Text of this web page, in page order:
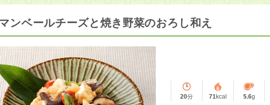
ンベールチーズと焼き野菜のおろし和え
20分 71kcal 5.6g